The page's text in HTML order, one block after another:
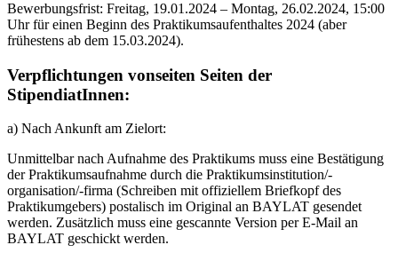
Bewerbungsfrist: Freitag, 19.01.2024 – Montag, 26.02.2024, 15:00
Uhr für einen Beginn des Praktikumsaufenthaltes 2024 (aber
frühestens ab dem 15.03.2024).
Verpflichtungen vonseiten Seiten der
StipendiatInnen:
a) Nach Ankunft am Zielort:
Unmittelbar nach Aufnahme des Praktikums muss eine Bestätigung
der Praktikumsaufnahme durch die Praktikumsinstitution/-
organisation/-firma (Schreiben mit offiziellem Briefkopf des
Praktikumgebers) postalisch im Original an BAYLAT gesendet
werden. Zusätzlich muss eine gescannte Version per E-Mail an
BAYLAT geschickt werden.